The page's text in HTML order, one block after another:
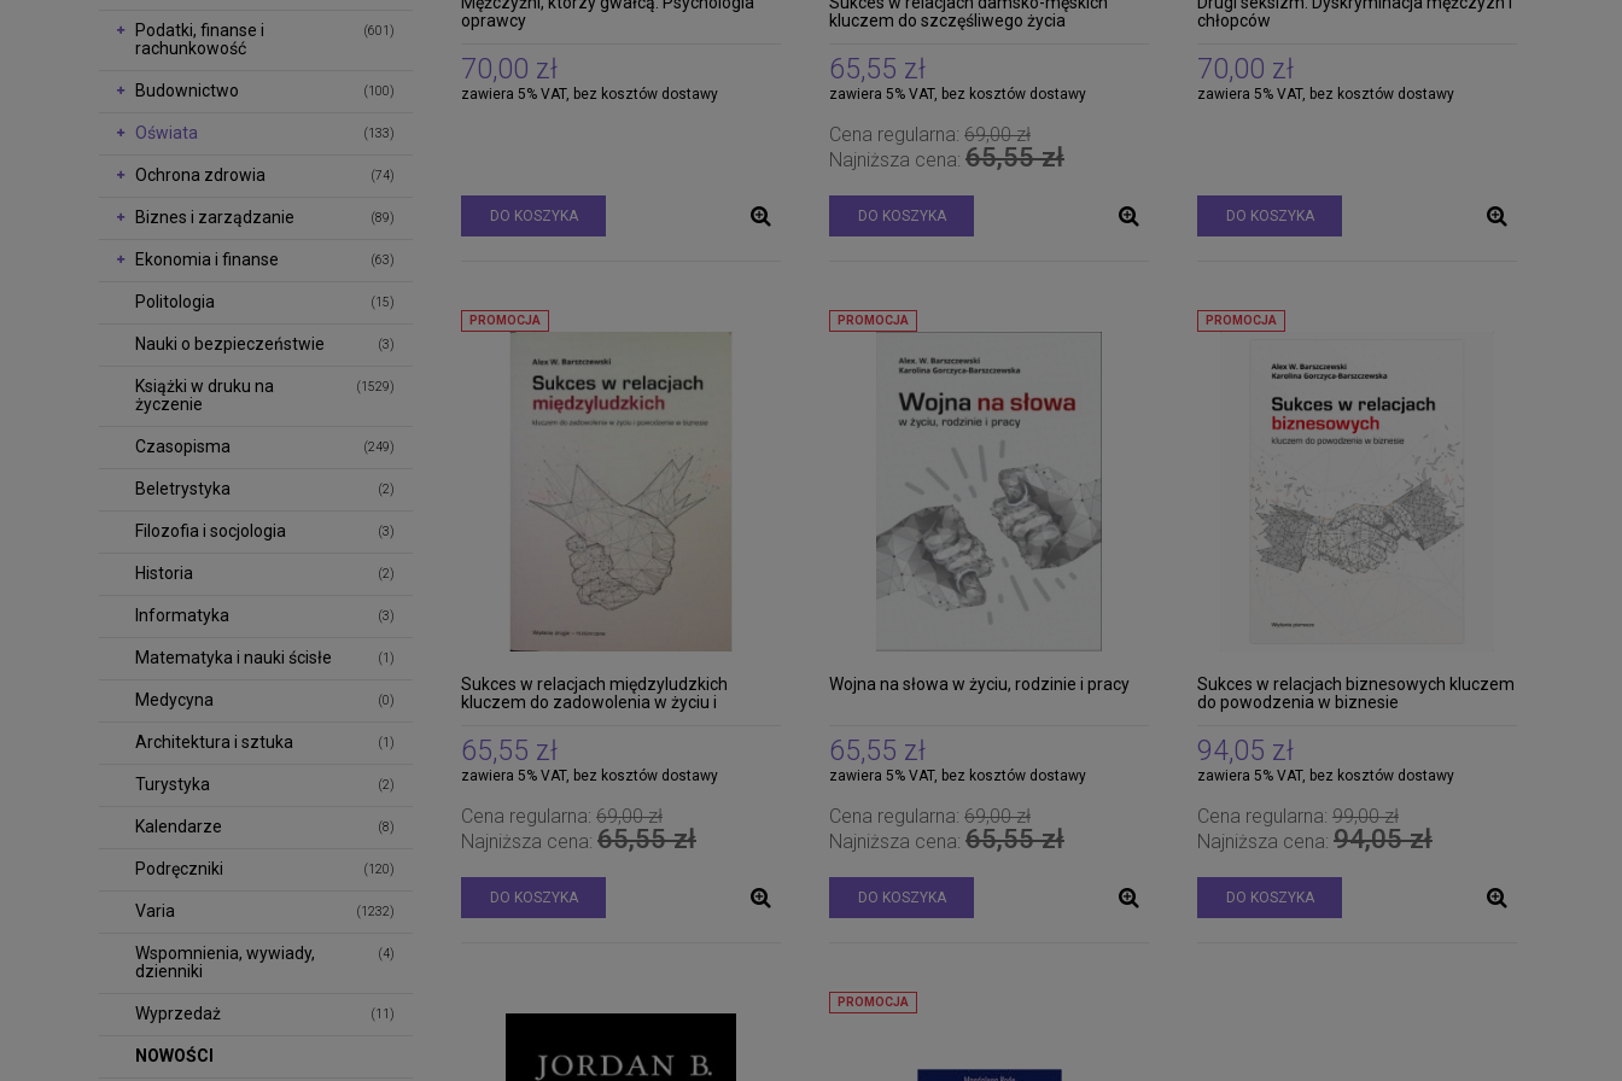
Podatki, finanse i
rachunkowość
(601)
Budownictwo (100)
Oświata (133)
Ochrona zdrowia (74)
Biznes i zarządzanie (89)
Ekonomia i finanse (63)
Politologia (15)
Nauki o bezpieczeństwie (3)
Książki w druku na
życzenie
(1529)
Czasopisma (249)
Beletrystyka (2)
Filozofia i socjologia (3)
Historia (2)
Informatyka (3)
Matematyka i nauki ścisłe (1)
Medycyna (0)
Architektura i sztuka (1)
Turystyka (2)
Kalendarze (8)
Podręczniki (120)
Varia (1232)
Wspomnienia, wywiady,
dzienniki
(4)
Wyprzedaż (11)
NOWOŚCI
oprawcy
70,00 zł
zawiera 5% VAT, bez kosztów dostawy
DO KOSZYKA
kluczem do szczęśliwego życia
65,55 zł
zawiera 5% VAT, bez kosztów dostawy
Cena regularna: 69,00 zł
Najniższa cena: 65,55 zł
DO KOSZYKA
chłopców
70,00 zł
zawiera 5% VAT, bez kosztów dostawy
DO KOSZYKA
Sukces w relacjach międzyludzkich
kluczem do zadowolenia w życiu i
rozszerzone
65,55 zł
zawiera 5% VAT, bez kosztów dostawy
Cena regularna: 69,00 zł
Najniższa cena: 65,55 zł
DO KOSZYKA
PROMOCJA
Wojna na słowa w życiu, rodzinie i pracy
65,55 zł
zawiera 5% VAT, bez kosztów dostawy
Cena regularna: 69,00 zł
Najniższa cena: 65,55 zł
DO KOSZYKA
PROMOCJA
Sukces w relacjach biznesowych kluczem
do powodzenia w biznesie
94,05 zł
zawiera 5% VAT, bez kosztów dostawy
Cena regularna: 99,00 zł
Najniższa cena: 94,05 zł
DO KOSZYKA
PROMOCJA
PROMOCJA